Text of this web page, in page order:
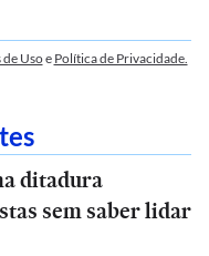
de Usoe Política de Privacidade.
ditadura
sem saber lidar